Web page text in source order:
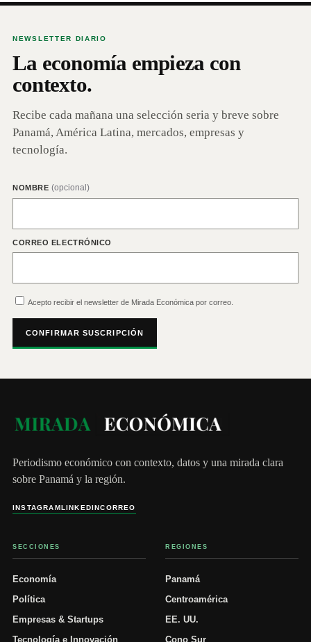
NEWSLETTER DIARIO
La economía empieza con
contexto.
Recibe cada mañana una selección seria y breve sobre
Panamá, América Latina, mercados, empresas y
tecnología.
NOMBRE (opcional)
CORREO ELECTRÓNICO
Acepto recibir el newsletter de Mirada Económica por correo.
CONFIRMAR SUSCRIPCIÓN
Periodismo económico con contexto, datos y una mirada clara
sobre Panamá y la región.
INSTAGRAMLINKEDINCORREO
SECCIONES
Economía
Política
Empresas & Startups
Tecnología e Innovación
REGIONES
Panamá
Centroamérica
EE. UU.
Cono Sur